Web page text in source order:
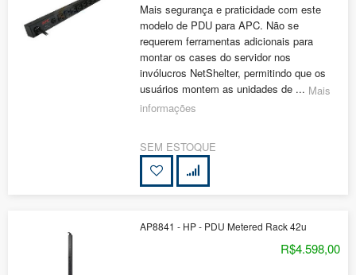
Mais segurança e praticidade com este
modelo de PDU para APC. Não se
requerem ferramentas adicionais para
montar os cases do servidor nos
invólucros NetShelter, permitindo que os
usuários montem as unidades de ... Mais
informações
SEM ESTOQUE
AP8841 - HP - PDU Metered Rack 42u
R$4.598,00